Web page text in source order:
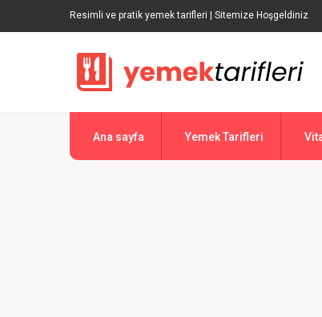
Resimli ve pratik yemek tarifleri | Sitemize Hoşgeldiniz
Ana sayfa Yemek Tarifleri